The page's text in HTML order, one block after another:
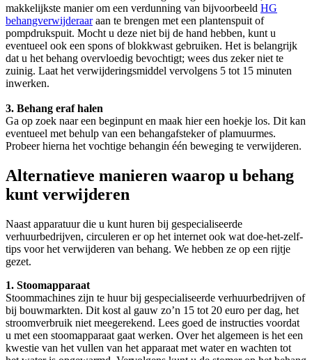
makkelijkste manier om een verdunning van bijvoorbeeld HG
behangverwijderaaraan te brengen met een plantenspuit of
pompdrukspuit. Mocht u deze niet bij de hand hebben, kunt u
eventueel ook een spons of blokkwast gebruiken. Het is belangrijk
dat u het behang overvloedig bevochtigt; wees dus zeker niet te
zuinig. Laat het verwijderingsmiddel vervolgens 5 tot 15 minuten
inwerken.
3. Behang eraf halen
Ga op zoek naar een beginpunt en maak hier een hoekje los. Dit kan
eventueel met behulp van een behangafsteker of plamuurmes.
Probeer hierna het vochtige behangin één beweging te verwijderen.
Alternatieve manieren waarop u behang
kunt verwijderen
Naast apparatuur die u kunt huren bij gespecialiseerde
verhuurbedrijven, circuleren er op het internet ook wat doe-het-zelf-
tips voor het verwijderen van behang. We hebben ze op een rijtje
gezet.
1. Stoomapparaat
Stoommachines zijn te huur bij gespecialiseerde verhuurbedrijven of
bij bouwmarkten. Dit kost al gauw zo’n 15 tot 20 euro per dag, het
stroomverbruik niet meegerekend. Lees goed de instructies voordat
u met een stoomapparaat gaat werken. Over het algemeen is het een
kwestie van het vullen van het apparaat met water en wachten tot